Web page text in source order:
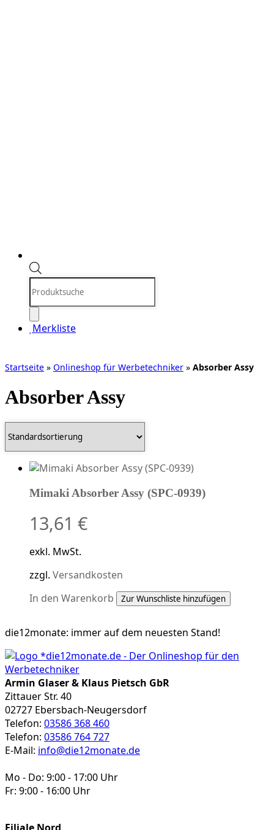
search
Merkliste
Startseite » Onlineshop für Werbetechniker » Absorber Assy
Absorber Assy
Mimaki Absorber Assy (SPC-0939)
13,61 €
exkl. MwSt.
zzgl. Versandkosten
In den Warenkorb
Zur Wunschliste hinzufügen
die12monate: immer auf dem neuesten Stand!
Armin Glaser & Klaus Pietsch GbR
Zittauer Str. 40
02727 Ebersbach-Neugersdorf
Telefon: 03586 368 460
Telefon: 03586 764 727
E-Mail: info@die12monate.de
Mo - Do: 9:00 - 17:00 Uhr
Fr: 9:00 - 16:00 Uhr